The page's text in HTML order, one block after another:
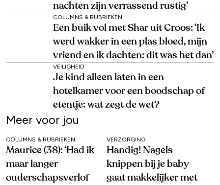
nachten zijn verrassend rustig’
COLUMNS & RUBRIEKEN
Een buik vol met Shar uit Croos: ‘Ik
werd wakker in een plas bloed, mijn
vriend en ik dachten: dit was het dan’
VEILIGHEID
Je kind alleen laten in een
hotelkamer voor een boodschap of
etentje: wat zegt de wet?
Meer voor jou
COLUMNS & RUBRIEKEN
Maurice (38): ‘Had ik
maar langer
ouderschapsverlof
VERZORGING
Handig! Nagels
knippen bij je baby
gaat makkelijker met